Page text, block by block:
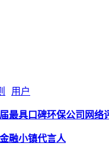
用户
最具口碑环保公司网络
融小镇代言人